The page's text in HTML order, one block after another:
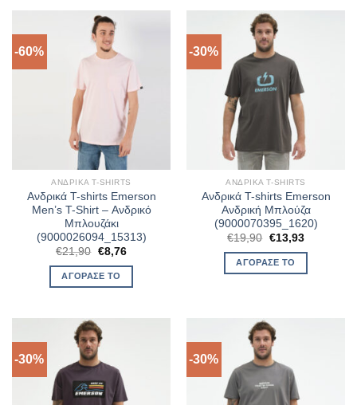
-60%
ΑΝΔΡΙΚΆ T-SHIRTS
Ανδρικά T-shirts Emerson
Men’s T-Shirt – Ανδρικό
Μπλουζάκι
(9000026094_15313)
€21,90 Original
was:
€21,90.
€8,76Η
ΑΓΌΡΑΣΈ ΤΟ
-30%
ΑΝΔΡΙΚΆ T-SHIRTS
Ανδρικά T-shirts Emerson
Ανδρική Μπλούζα
(9000070395_1620)
€19,90 Original
was:
€19,90.
€13,93Η
ΑΓΌΡΑΣΈ ΤΟ
-30% -30%